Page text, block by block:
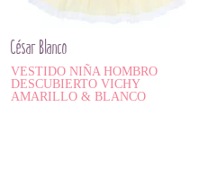
César Blanco
VESTIDO NIÑA HOMBRO
DESCUBIERTO VICHY
AMARILLO & BLANCO